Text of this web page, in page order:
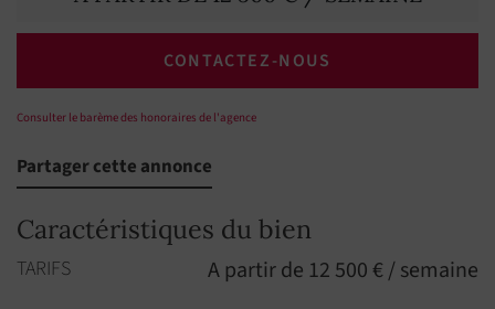
CONTACTEZ-NOUS
Consulter le barème des honoraires de l'agence
Partager cette annonce
Caractéristiques du bien
TARIFS A partir de 12 500 € / semaine